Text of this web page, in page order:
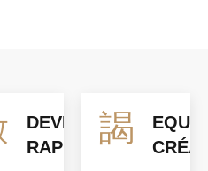
DEVIS
RAPIDE